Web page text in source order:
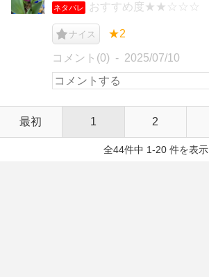
ネタバレ おすすめ度★★☆☆☆
ナイス ★2
コメント(0) 2025/07/10
最初 1 2
全44件中 1-20 件を表示